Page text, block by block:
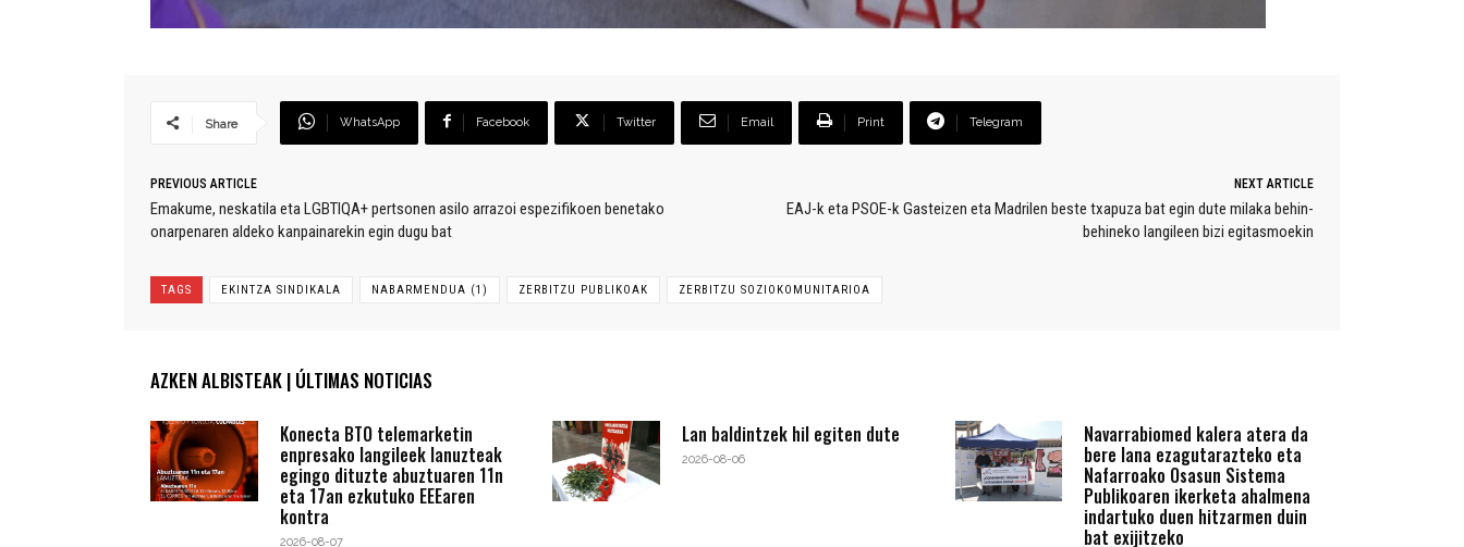
Share WhatsApp Facebook Twitter Email Print Telegram
PREVIOUS ARTICLE
Emakume, neskatila eta LGBTIQA+ pertsonen asilo arrazoi espezifikoen benetako
onarpenaren aldeko kanpainarekin egin dugu bat
NEXT ARTICLE
EAJ-k eta PSOE-k Gasteizen eta Madrilen beste txapuza bat egin dute milaka behin-
behineko langileen bizi egitasmoekin
TAGS EKINTZA SINDIKALA NABARMENDUA (1) ZERBITZU PUBLIKOAK ZERBITZU SOZIOKOMUNITARIOA
AZKEN ALBISTEAK | ÚLTIMAS NOTICIAS
Konecta BTO telemarketin
enpresako langileek lanuzteak
egingo dituzte abuztuaren 11n
eta 17an ezkutuko EEEaren
kontra
2026-08-07
Lan baldintzek hil egiten dute
2026-08-06
Navarrabiomed kalera atera da
bere lana ezagutarazteko eta
Nafarroako Osasun Sistema
Publikoaren ikerketa ahalmena
indartuko duen hitzarmen duin
bat exijitzeko